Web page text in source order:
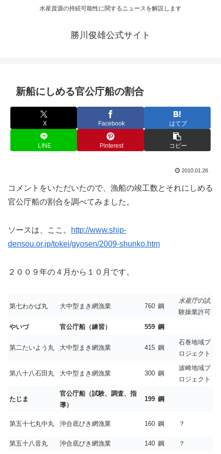
水産資源の持続可能性に関するニュースを解説します
勝川俊雄公式サイト
新船にしめる官公庁船の割合
X Facebook はてブ
LINE Pinterest コピー
2010.01.26
コメントをいただいたので、漁船の竣工数とそれにしめる
官公庁船の割合を調べてみました。
ソースは、ここ。
http://www.ship-
densou.or.jp/tokei/gyosen/2009-shunko.htm
２００９年の４月から１０月です。
第七わかば丸 大中型まき網漁業 760 鋼
水産庁の試
験操業許可
やいづ
官公庁船（練習） 559 鋼
第二たいよう丸 大中型まき網漁業 415 鋼
石巻地域プ
ロジェクト
第八十八石田丸 大中型まき網漁業 300 鋼
波崎地域プ
ロジェクト
たじま
官公庁船（試験、調査、指
導）
199 鋼
第五十七丸中丸 沖合底びき網漁業 160 鋼 ？
第五十八音丸 沖合底びき網漁業 140 鋼 ？